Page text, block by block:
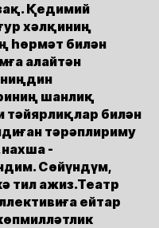
Қедимий
хәлқиниң
һөрмәт билән
алайтән
шанлиқ
тәйярлиқлар билән
тәрәплириму
-
Сөйүндүм,
тил ажиз.Театр
ейтар